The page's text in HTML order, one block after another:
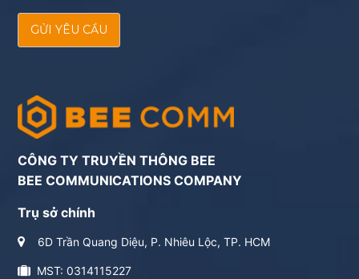
GỬI YÊU CẦU
CÔNG TY TRUYỀN THÔNG BEE
BEE COMMUNICATIONS COMPANY
Trụ sở chính
6D Trần Quang Diệu, P. Nhiêu Lộc, TP. HCM
MST: 0314115227